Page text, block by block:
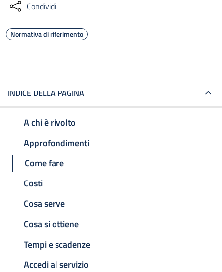
Condividi
Normativa di riferimento
INDICE DELLA PAGINA
A chi è rivolto
Approfondimenti
Come fare
Costi
Cosa serve
Cosa si ottiene
Tempi e scadenze
Accedi al servizio